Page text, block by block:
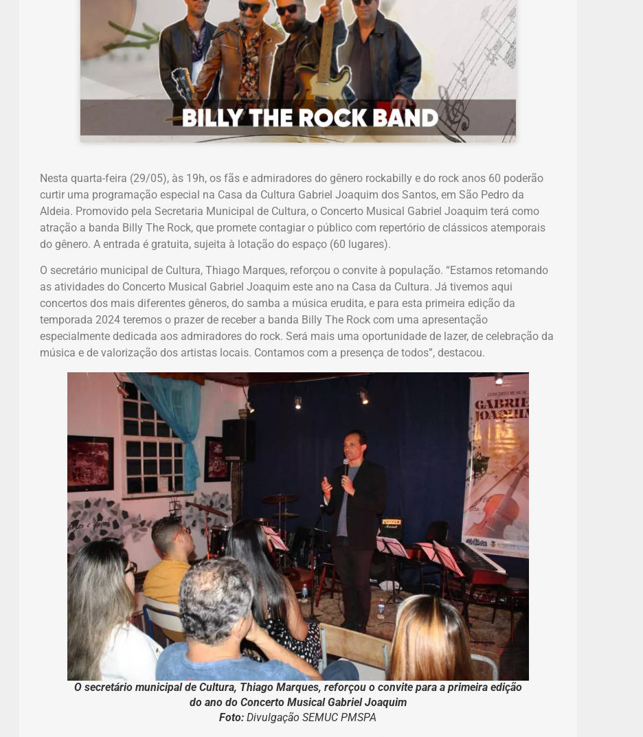
Nesta quarta-feira (29/05), às 19h, os fãs e admiradores do gênero rockabilly e do rock anos 60 poderão
curtir uma programação especial na Casa da Cultura Gabriel Joaquim dos Santos, em São Pedro da
Aldeia. Promovido pela Secretaria Municipal de Cultura, o Concerto Musical Gabriel Joaquim terá como
atração a banda Billy The Rock, que promete contagiar o público com repertório de clássicos atemporais
do gênero. A entrada é gratuita, sujeita à lotação do espaço (60 lugares).
O secretário municipal de Cultura, Thiago Marques, reforçou o convite à população. “Estamos retomando
as atividades do Concerto Musical Gabriel Joaquim este ano na Casa da Cultura. Já tivemos aqui
concertos dos mais diferentes gêneros, do samba a música erudita, e para esta primeira edição da
temporada 2024 teremos o prazer de receber a banda Billy The Rock com uma apresentação
especialmente dedicada aos admiradores do rock. Será mais uma oportunidade de lazer, de celebração da
música e de valorização dos artistas locais. Contamos com a presença de todos”, destacou.
O secretário municipal de Cultura, Thiago Marques, reforçou o convite para a primeira edição
do ano do Concerto Musical Gabriel Joaquim
Foto: Divulgação SEMUC PMSPA